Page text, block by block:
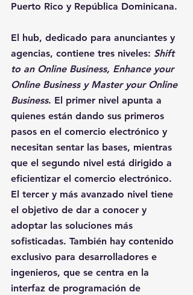
Puerto Rico y República Dominicana.
El hub, dedicado para anunciantes y
agencias, contiene tres niveles: Shift
to an Online Business, Enhance your
Online Business y Master your Online
Business. El primer nivel apunta a
quienes están dando sus primeros
pasos en el comercio electrónico y
necesitan sentar las bases, mientras
que el segundo nivel está dirigido a
eficientizar el comercio electrónico.
El tercer y más avanzado nivel tiene
el objetivo de dar a conocer y
adoptar las soluciones más
sofisticadas. También hay contenido
exclusivo para desarrolladores e
ingenieros, que se centra en la
interfaz de programación de